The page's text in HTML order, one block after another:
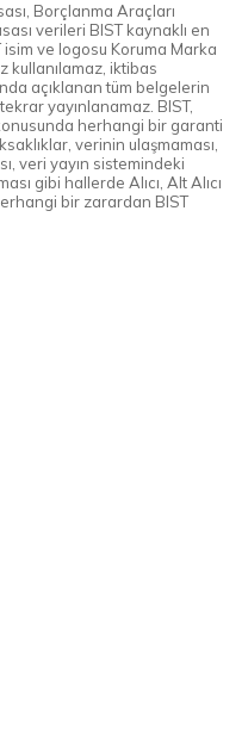
Borçlanma Araçları
verileri BIST kaynaklı en
ve logosu Koruma Marka
kullanılamaz, iktibas
açıklanan tüm belgelerin
yayınlanamaz. BIST,
herhangi bir garanti
verinin ulaşmaması,
veri yayın sistemindeki
gibi hallerde Alıcı, Alt Alıcı
bir zarardan BIST